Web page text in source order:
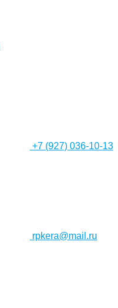
+7 (927) 036-10-13
rpkera@mail.ru